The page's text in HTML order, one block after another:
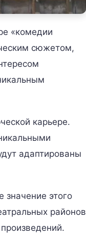
«комедии
сюжетом,
карьере.
адаптированы
этого
районов